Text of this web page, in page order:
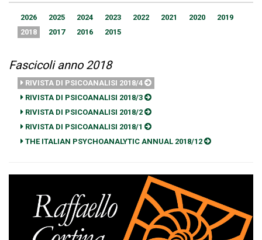
2026 2025 2024 2023 2022 2021 2020
2019
2018
2017 2016 2015
Fascicoli anno 2018
RIVISTA DI PSICOANALISI 2018/4
RIVISTA DI PSICOANALISI 2018/3
RIVISTA DI PSICOANALISI 2018/2
RIVISTA DI PSICOANALISI 2018/1
THE ITALIAN PSYCHOANALYTIC ANNUAL 2018/12